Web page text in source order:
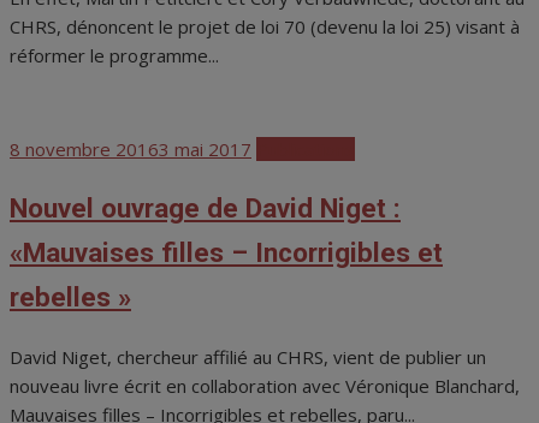
CHRS, dénoncent le projet de loi 70 (devenu la loi 25) visant à
réformer le programme...
Posted
8 novembre 20163 mai 2017
Nouvel ouvrage de David Niget :
«Mauvaises filles – Incorrigibles et
rebelles »
David Niget, chercheur affilié au CHRS, vient de publier un
nouveau livre écrit en collaboration avec Véronique Blanchard,
Mauvaises filles – Incorrigibles et rebelles, paru...